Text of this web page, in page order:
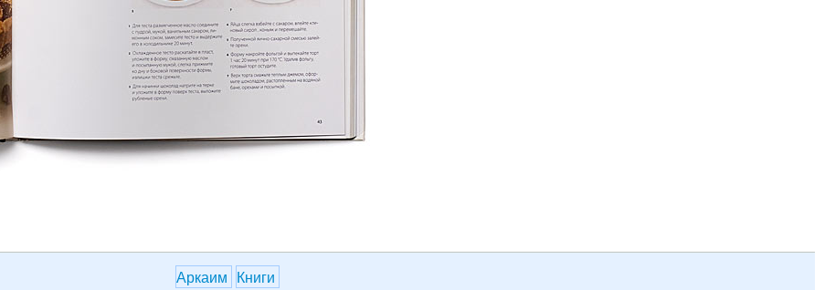
Аркаим Книги